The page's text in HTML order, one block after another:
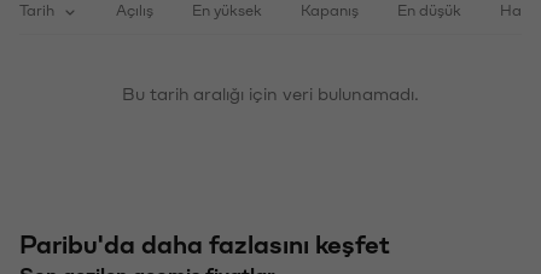
Tarih Açılış En yüksek Kapanış En düşük
Bu tarih aralığı için veri bulunamadı.
Paribu'da daha fazlasını keşfet